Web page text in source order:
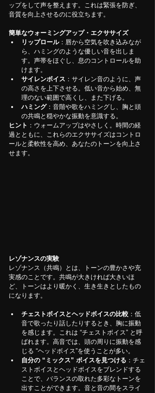
ップをして声を整えます。これは緊張を防ぎ、
音質を向上させるのに役立ちます。
簡単なウォーミングアップ・エクササイズ
リップロール：唇から空気を吹き込みなが
ら、ハミングのような優しい音を出しま
す。声帯をほぐし、息のコントロールを助
けます。
サイレンボイス ：サイレン音のように、声
の高さを上下させる。低い音から始め、無
理のない範囲で高くし、また下げる。
ハミング：音階や歌をハミングし、胸と頭
の共鳴と穏やかな振動を意識する。
ヒント ：ウォームアップはやさしく。時間の経
過とともに、これらのエクササイズはコントロ
ールと柔軟性を高め、あなたのトーンを向上さ
せます。
レゾナンスの実験
レゾナンス（共鳴）とは、トーンの豊かさや充
実感のことです。共鳴が大きければ大きいほ
ど、トーンはより暖かく、生き生きとしたもの
になります。
チェストボイスとヘッドボイスの比較 ：低
音で歌ったり話したりするとき、胸に振動
を感じます。これは “チェストボイス” と呼
ばれます。高音では、頭の周りに振動を感
じる “ヘッドボイス”を使うことが多い。
自分の “ミックス” ボイスを見つける ：チェ
ストボイスとヘッドボイスをブレンドする
ことで、バランスの取れた多彩なトーンを
出すことができます。音と音の間をスライ